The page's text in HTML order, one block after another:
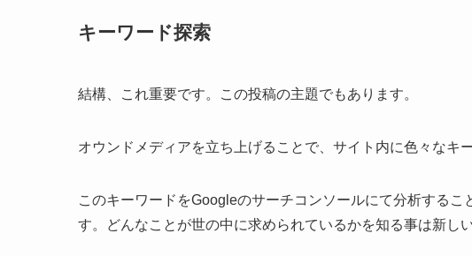
キーワード探索
結構、これ重要です。この投稿の主題でもあります。
オウンドメディアを立ち上げることで、サイト内に色々なキ
このキーワードをGoogleのサーチコンソールにて分析する
す。どんなことが世の中に求められているかを知る事は新し